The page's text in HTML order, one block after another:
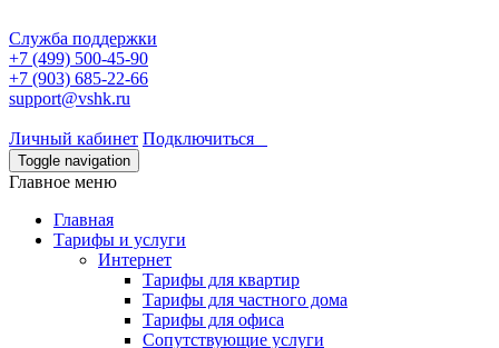
Служба поддержки
+7 (499) 500-45-90
+7 (903) 685-22-66
support@vshk.ru
Личный кабинет Подключиться
Toggle navigation
Главное меню
Главная
Тарифы и услуги
Интернет
Тарифы для квартир
Тарифы для частного дома
Тарифы для офиса
Сопутствующие услуги